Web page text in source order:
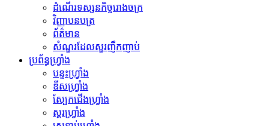
ដំណើរទស្សនកិច្ចរោងចក្រ
វិញ្ញាបនបត្រ
ព័ត៌មាន
សំណួរដែលសួរញឹកញាប់
ប្រព័ន្ធហ្វ្រាំង
បន្ទះហ្វ្រាំង
ឌីសហ្វ្រាំង
ស្បែកជើងហ្វ្រាំង
ស្គរហ្វ្រាំង